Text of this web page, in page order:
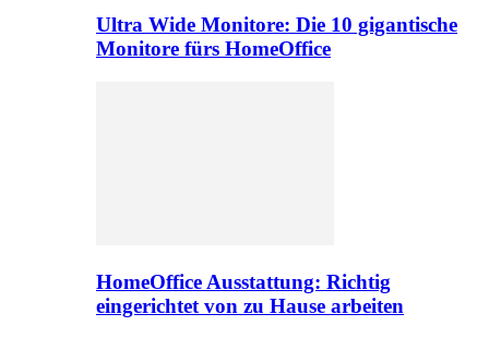
Ultra Wide Monitore: Die 10 gigantische
Monitore fürs HomeOffice
HomeOffice Ausstattung: Richtig
eingerichtet von zu Hause arbeiten